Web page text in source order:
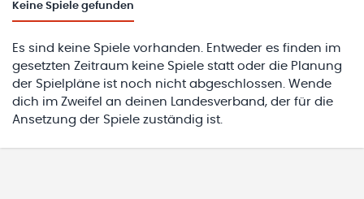
Keine Spiele gefunden
Es sind keine Spiele vorhanden. Entweder es finden im
gesetzten Zeitraum keine Spiele statt oder die Planung
der Spielpläne ist noch nicht abgeschlossen. Wende
dich im Zweifel an deinen Landesverband, der für die
Ansetzung der Spiele zuständig ist.